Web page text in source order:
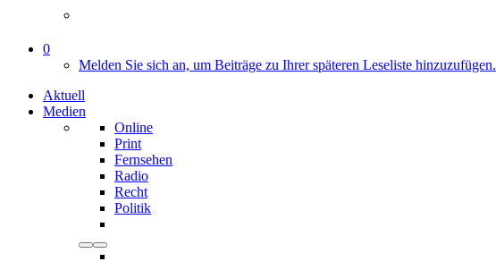
0
Melden Sie sich an, um Beiträge zu Ihrer späteren Leseliste hinzuzufügen.
Aktuell
Medien
Online
Print
Fernsehen
Radio
Recht
Politik